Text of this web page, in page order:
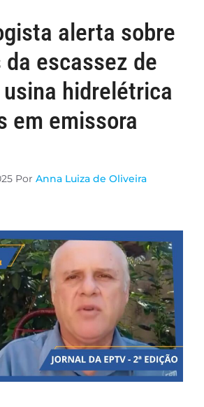
alerta sobre
escassez de
hidrelétrica
em emissora
Por Anna Luiza de Oliveira